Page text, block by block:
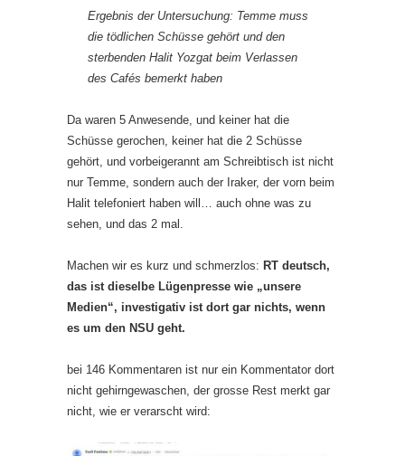
Ergebnis der Untersuchung: Temme muss
die tödlichen Schüsse gehört und den
sterbenden Halit Yozgat beim Verlassen
des Cafés bemerkt haben
Da waren 5 Anwesende, und keiner hat die
Schüsse gerochen, keiner hat die 2 Schüsse
gehört, und vorbeigerannt am Schreibtisch ist nicht
nur Temme, sondern auch der Iraker, der vorn beim
Halit telefoniert haben will… auch ohne was zu
sehen, und das 2 mal.
Machen wir es kurz und schmerzlos: RT deutsch,
das ist dieselbe Lügenpresse wie „unsere
Medien“, investigativ ist dort gar nichts, wenn
es um den NSU geht.
bei 146 Kommentaren ist nur ein Kommentator dort
nicht gehirngewaschen, der grosse Rest merkt gar
nicht, wie er verarscht wird: